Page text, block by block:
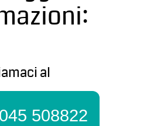
al
508822